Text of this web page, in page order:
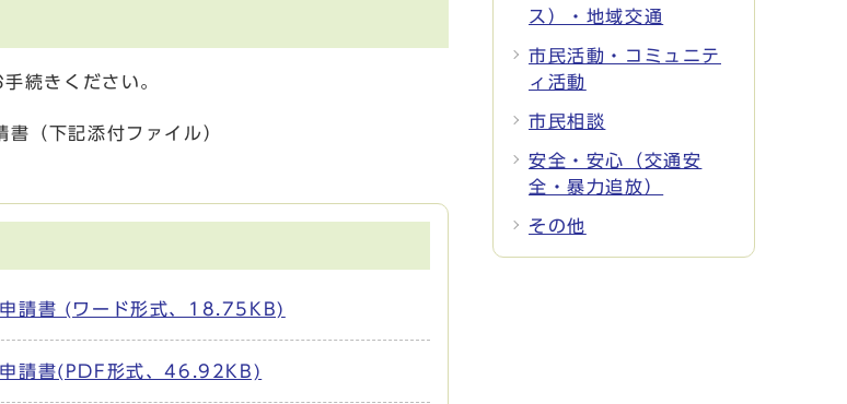
続きください。
（下記添付ファイル）
申請書 (ワード形式、18.75KB)
申請書(PDF形式、46.92KB)
ス）・地域交通
市民活動・コミュニテ
ィ活動
市民相談
安全・安心（交通安
全・暴力追放）
その他